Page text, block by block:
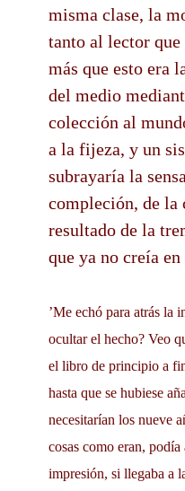
misma clase, la
tanto al lector
más que esto era
del medio
colección al
a la fijeza, y un
subrayaría la
compleción, de la
resultado de la
que ya no creía
’Me echó para atrás la
ocultar el hecho? Veo
el libro de principio a
hasta que se hubiese
necesitarían los nueve
cosas como eran,
impresión, si llegaba a